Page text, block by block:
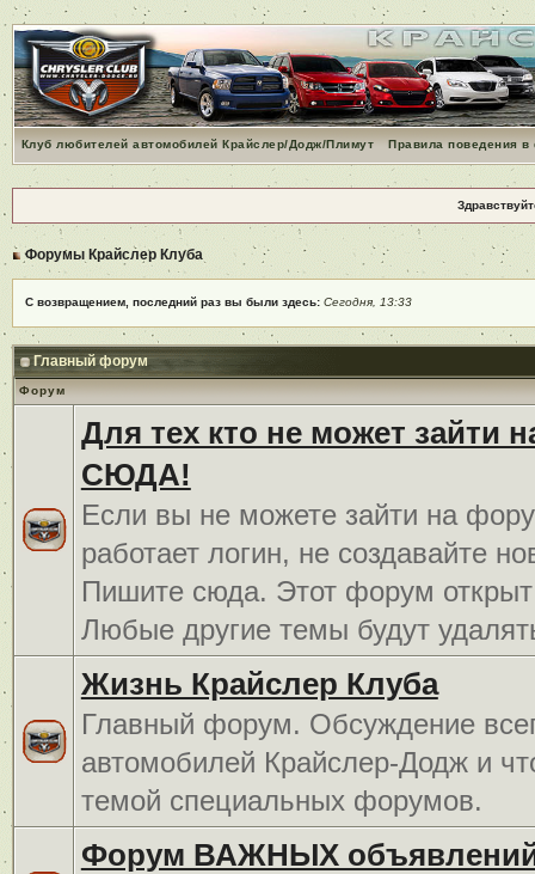
Клуб любителей автомобилей Крайслер/Додж/Плимут Правила поведения
Форумы Крайслер Клуба
С возвращением, последний раз вы были здесь: Сегодня, 13:33
Главный форум
Форум
Для тех кто не может зайти
СЮДА!
Если вы не можете зайти на
работает логин, не создавайте
Пишите сюда. Этот форум открыт
Любые другие темы будут
Жизнь Крайслер Клуба
Главный форум. Обсуждение
автомобилей Крайслер-Додж и
темой специальных форумов.
Форум ВАЖНЫХ